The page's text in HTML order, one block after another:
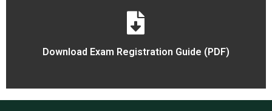
Download Exam Registration Guide (PDF)